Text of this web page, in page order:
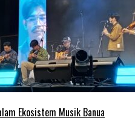
Ekosistem Musik Banua